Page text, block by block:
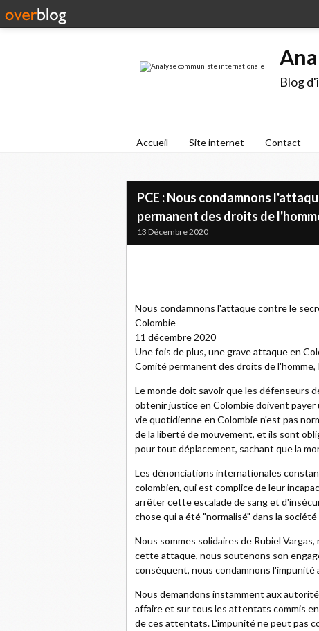
Blog
Accueil Site internet Contact
PCE : Nous condamnons
permanent des droits de
13 Décembre 2020
Nous condamnons l'attaque contre le
Colombie
11 décembre 2020
Une fois de plus, une grave attaque en
Comité permanent des droits de l'homme,
Le monde doit savoir que les défenseurs
obtenir justice en Colombie doivent payer
vie quotidienne en Colombie n'est pas
de la liberté de mouvement, et ils sont
pour tout déplacement, sachant que la
Les dénonciations internationales
colombien, qui est complice de leur
arrêter cette escalade de sang et
chose qui a été "normalisé" dans la
Nous sommes solidaires de Rubiel
cette attaque, nous soutenons son
conséquent, nous condamnons
Nous demandons instamment aux
affaire et sur tous les attentats commis
de ces attentats. L'impunité ne peut pas